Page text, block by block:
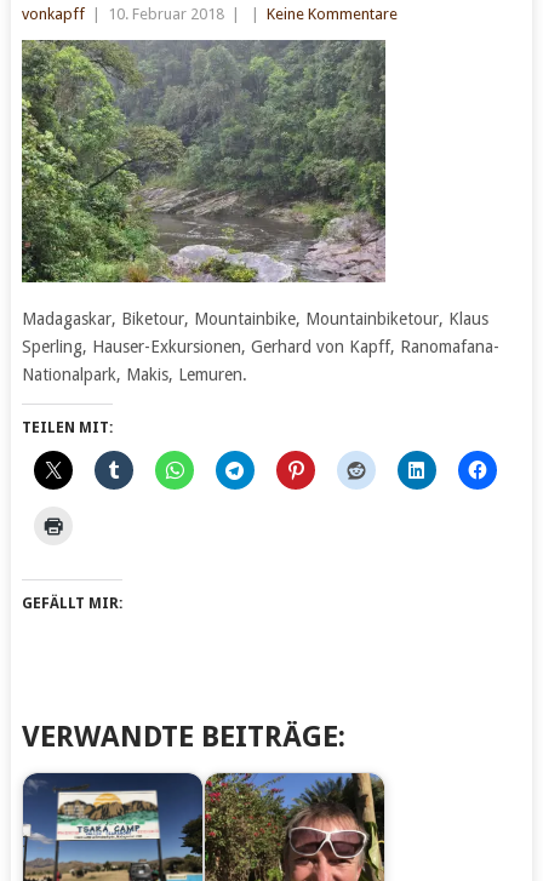
vonkapff 10. Februar 2018 Keine Kommentare
Madagaskar, Biketour, Mountainbike, Mountainbiketour, Klaus
Sperling, Hauser-Exkursionen, Gerhard von Kapff, Ranomafana-
Nationalpark, Makis, Lemuren.
TEILEN MIT:
GEFÄLLT MIR:
VERWANDTE BEITRÄGE: